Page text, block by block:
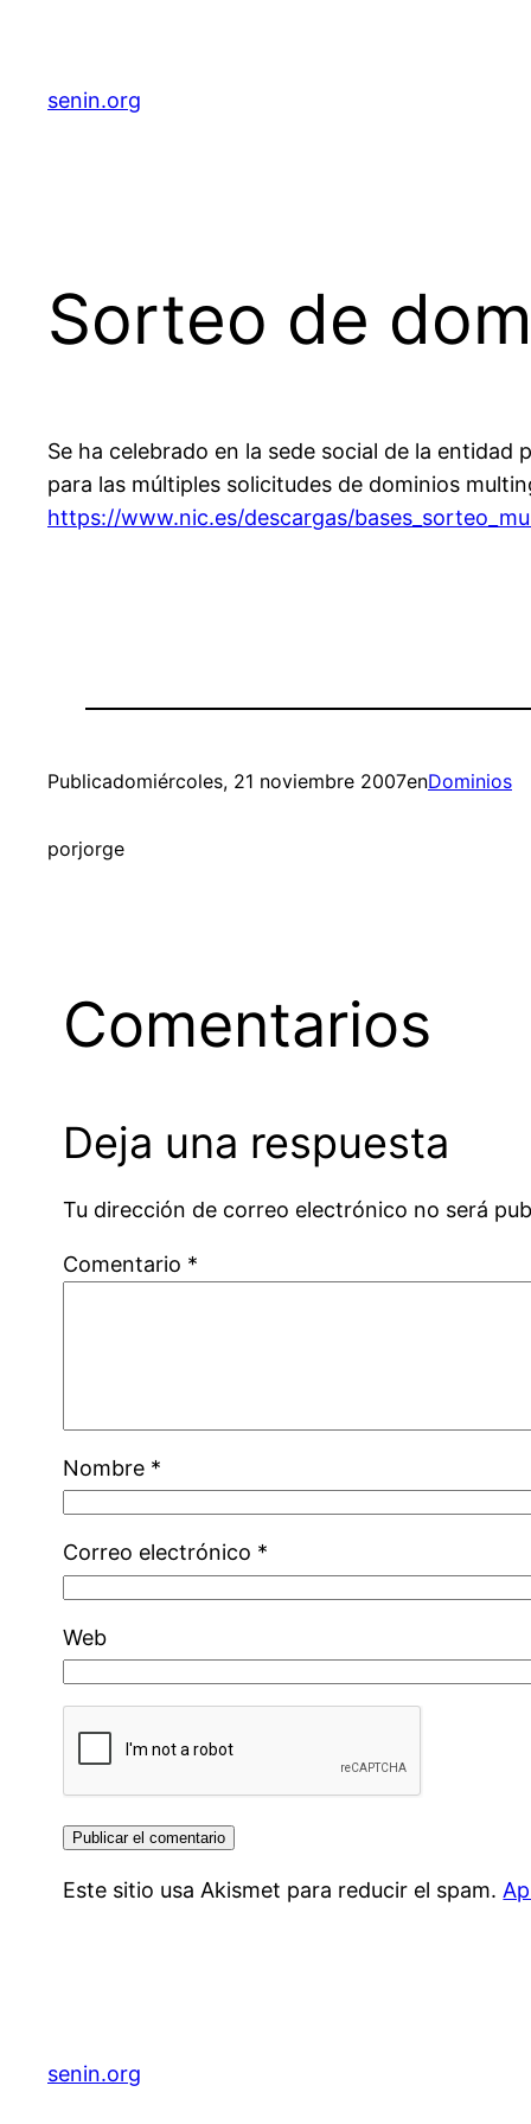
senin.org
Sorteo de
Se ha celebrado en la sede social de la
para las múltiples solicitudes de dominios
https://www.nic.es/descargas/
Publicadomiércoles, 21 noviembre 2007enDominios
porjorge
Comentarios
Deja una respuesta
Tu dirección de correo electrónico no será
Comentario *
Nombre *
Correo electrónico *
Web
Este sitio usa Akismet para reducir el spam.
senin.org